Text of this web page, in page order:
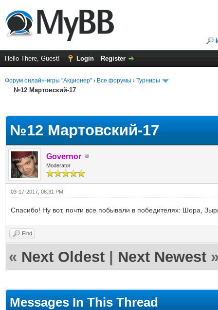
Hello There, Guest! Login Register
Форум онлайн-игры "Акционер" › Все форумы › Турниры
№12 Мартовский-17
№12 Мартовский-17
Governor
Moderator
03-17-2017, 06:31 PM
Спасибо! Ну вот, почти все побывали в победителях: Шора,
Find
« Next Oldest Next Newest
Messages In This Thread